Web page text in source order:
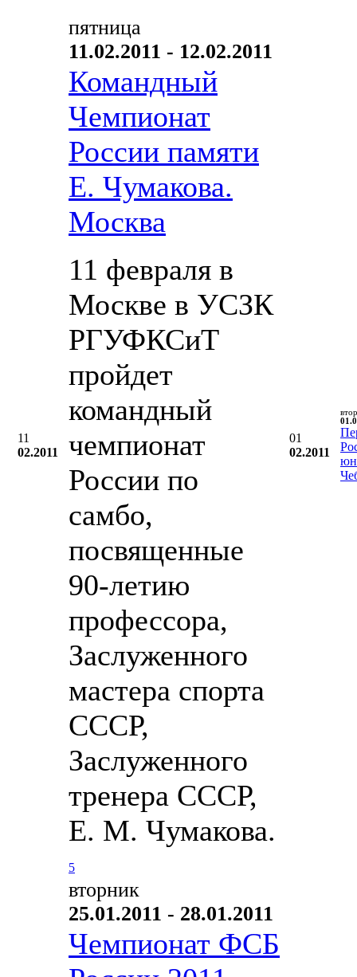
11
02.2011
пятница
11.02.2011 - 12.02.2011
Командный
Чемпионат
России памяти
Е. Чумакова.
Москва
11 февраля в
Москве в УСЗК
РГУФКСиТ
пройдет
командный
чемпионат
России по
самбо,
посвященные
90-летию
профессора,
Заслуженного
мастера спорта
СССР,
Заслуженного
тренера СССР,
Е. М. Чумакова.
5
01
02.2011
вторник
25.01.2011 - 28.01.2011
Чемпионат ФСБ